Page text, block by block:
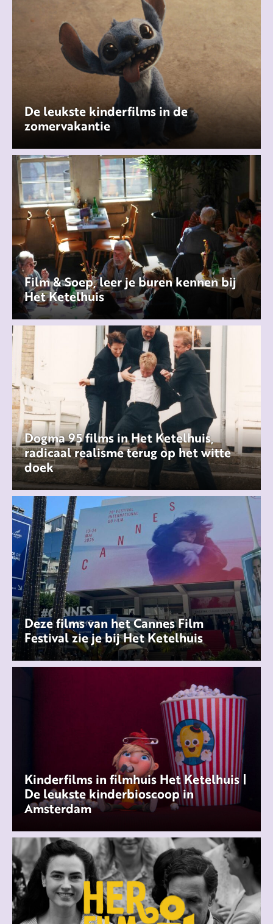
De leukste kinderfilms in de
zomervakantie
Film & Soep, leer je buren kennen bij
Het Ketelhuis
Dogma 95 films in Het Ketelhuis,
radicaal realisme terug op het witte
doek
Deze films van het Cannes Film
Festival zie je bij Het Ketelhuis
Kinderfilms in filmhuis Het Ketelhuis |
De leukste kinderbioscoop in
Amsterdam